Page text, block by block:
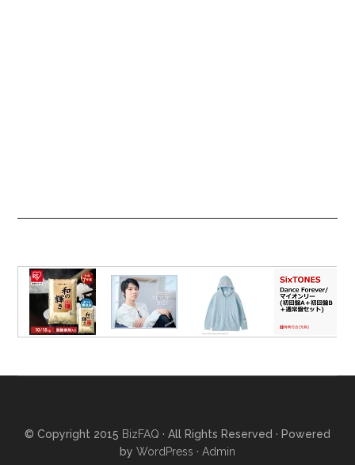
© Copyright 2015 BizFAQ · All Rights Reserved · Powered
by WordPress · Admin